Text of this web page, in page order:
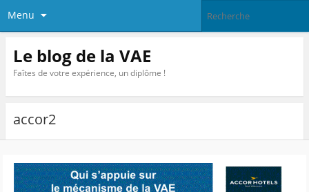
Menu
Le blog de la VAE
Faîtes de votre expérience, un diplôme !
accor2